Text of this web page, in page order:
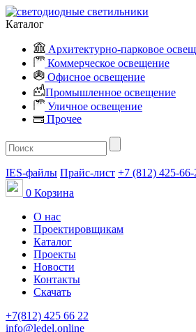
Каталог
Архитектурно-парковое
Коммерческое освещение
Офисное освещение
Промышленное освещение
Уличное освещение
Прочее
IES-файлы Прайс-лист +7 (812) 425-66-
0 Корзина
О нас
Проектировщикам
Каталог
Проекты
Новости
Контакты
Скачать
+7(812) 425 66 22
info@ledel.online